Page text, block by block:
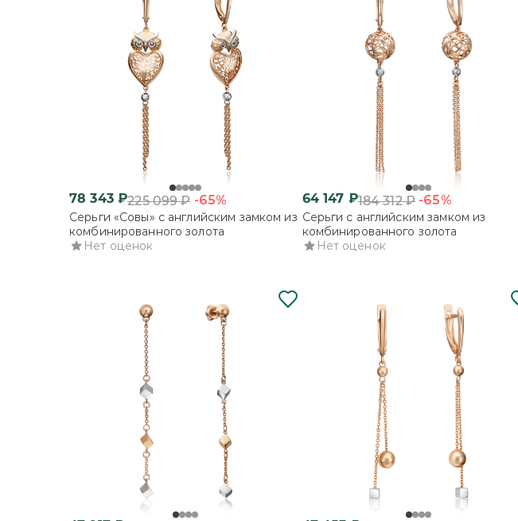
78 343₽225 099₽ -65%
Серьги «Совы» с английским замком из
комбинированного золота
Нет оценок
64 147 ₽184 312₽ -65%
Серьги с английским замком из
комбинированного золота
Нет оценок